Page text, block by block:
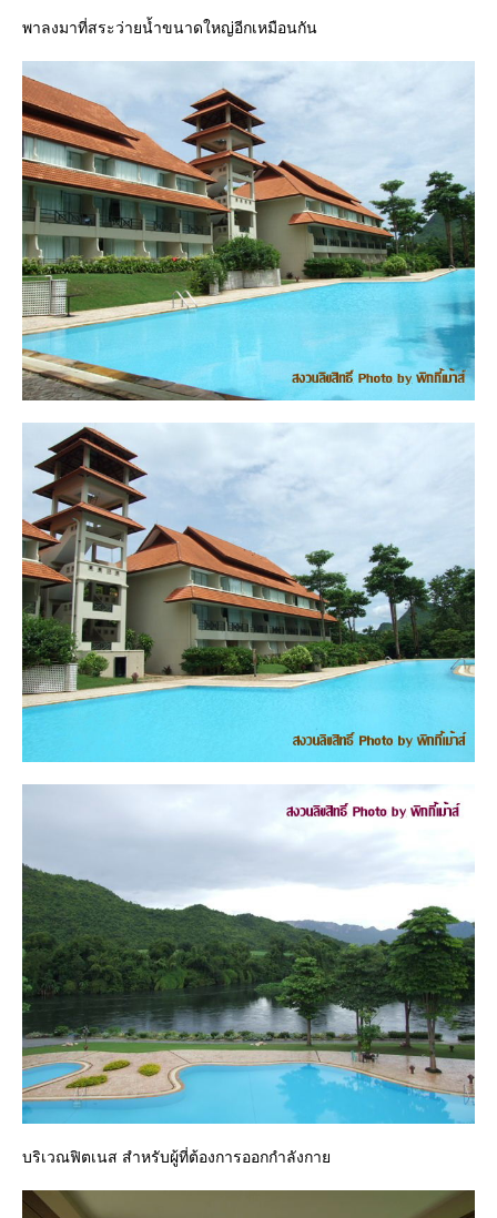
พาลงมาที่สระว่ายน้ำขนาดใหญ่อีกเหมือนกัน
บริเวณฟิตเนส สำหรับผู้ที่ต้องการออกกำลังกาย